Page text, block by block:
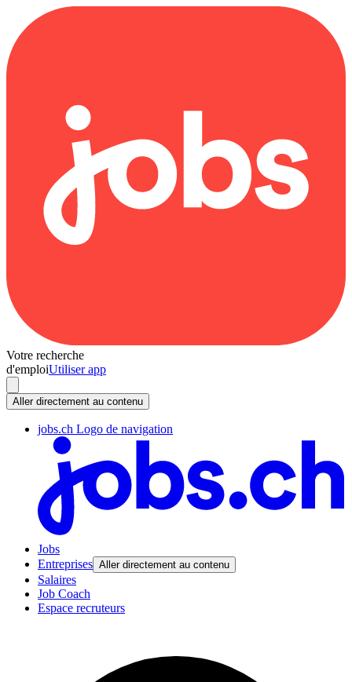
Votre recherche
d'emploiUtiliser app
Aller directement au contenu
jobs.ch Logo de navigation
Jobs
Entreprises Aller directement au contenu
Salaires
Job Coach
Espace recruteurs